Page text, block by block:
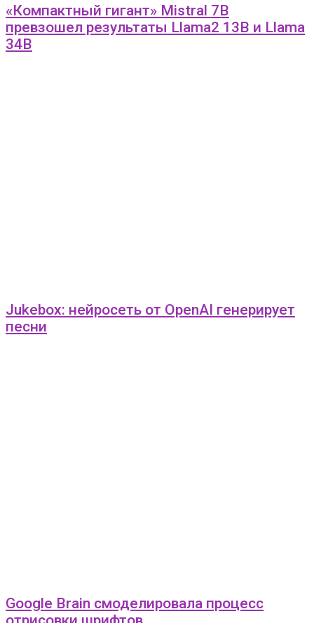
«Компактный гигант» Mistral 7B
превзошел результаты Llama2 13B и Llama
34B
Jukebox: нейросеть от OpenAI генерирует
песни
Google Brain смоделировала процесс